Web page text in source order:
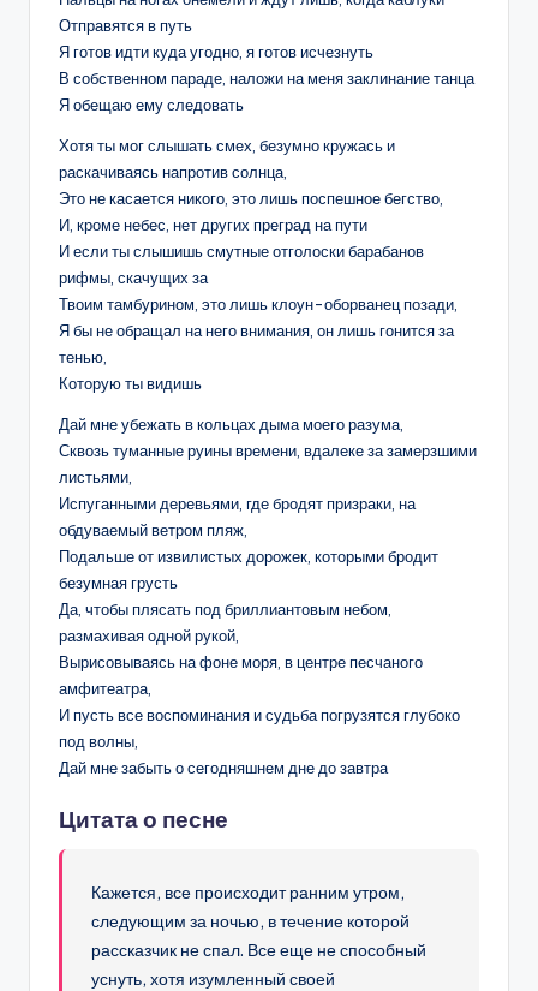
Отправятся в путь
Я готов идти куда угодно, я готов исчезнуть
В собственном параде, наложи на меня заклинание танца
Я обещаю ему следовать
Хотя ты мог слышать смех, безумно кружась и
раскачиваясь напротив солнца,
Это не касается никого, это лишь поспешное бегство,
И, кроме небес, нет других преград на пути
И если ты слышишь смутные отголоски барабанов
рифмы, скачущих за
Твоим тамбурином, это лишь клоун-оборванец позади,
Я бы не обращал на него внимания, он лишь гонится за
тенью,
Которую ты видишь
Дай мне убежать в кольцах дыма моего разума,
Сквозь туманные руины времени, вдалеке за замерзшими
листьями,
Испуганными деревьями, где бродят призраки, на
обдуваемый ветром пляж,
Подальше от извилистых дорожек, которыми бродит
безумная грусть
Да, чтобы плясать под бриллиантовым небом,
размахивая одной рукой,
Вырисовываясь на фоне моря, в центре песчаного
амфитеатра,
И пусть все воспоминания и судьба погрузятся глубоко
под волны,
Дай мне забыть о сегодняшнем дне до завтра
Цитата о песне
Кажется, все происходит ранним утром,
следующим за ночью, в течение которой
рассказчик не спал. Все еще не способный
уснуть, хотя изумленный своей